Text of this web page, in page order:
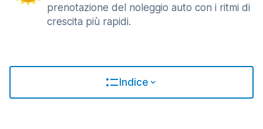
prenotazione del noleggio auto con i ritmi di
crescita più rapidi.
Indice